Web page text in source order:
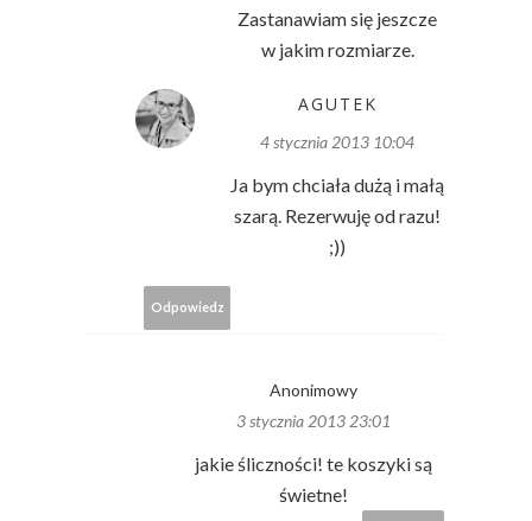
Zastanawiam się jeszcze
w jakim rozmiarze.
AGUTEK
4 stycznia 2013 10:04
Ja bym chciała dużą i małą
szarą. Rezerwuję od razu!
;))
Odpowiedz
Anonimowy
3 stycznia 2013 23:01
jakie śliczności! te koszyki są
świetne!